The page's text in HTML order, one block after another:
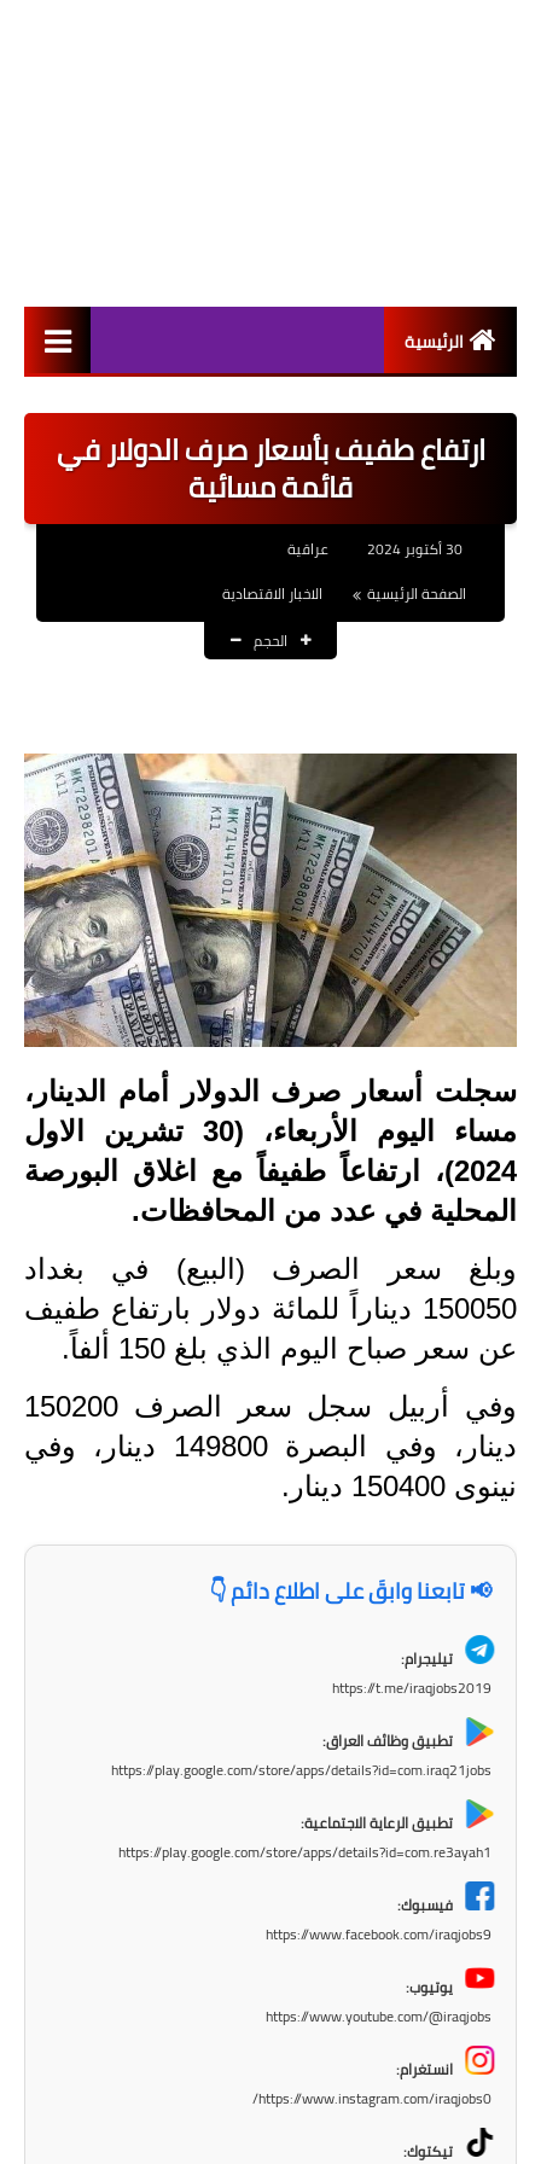
الرئيسية
اخبار القطاع العام
اخبار القطاع الخاص
العقود والاجور اليومية
القروض والسلف
المنح المالية
قطع الاراضي
اخبار العراق
الاخبار السياسية
الاخبار الامنية
الاخبار الاقتصادية
الاخبار الرياضية
اخبار وقرارات وزارة التربية
نتائج الامتحانات
المرحلة الابتدائية
المرحلة المتوسطة
اسئلة وزارية
المرحلة الابتدائية
ارتفاع طفيف بأسعار صرف الدولار في
قائمة مسائية
30 أكتوبر 2024
عراقية
الصفحة الرئيسية
الاخبار الاقتصادية
الحجم
سجلت أسعار صرف الدولار أمام الدينار،
مساء اليوم الأربعاء، (30 تشرين الاول
2024)، ارتفاعاً طفيفاً مع اغلاق البورصة
المحلية في عدد من المحافظات.
وبلغ سعر الصرف (البيع) في بغداد
150050 ديناراً للمائة دولار بارتفاع طفيف
عن سعر صباح اليوم الذي بلغ 150 ألفاً.
وفي أربيل سجل سعر الصرف 150200
دينار، وفي البصرة 149800 دينار، وفي
نينوى 150400 دينار.
📢 تابعنا وابقَ على اطلاع دائم 👇
تيليجرام:
https://t.me/iraqjobs2019
تطبيق وظائف العراق:
https://play.google.com/store/apps/details?id=com.iraq21jobs
تطبيق الرعاية الاجتماعية:
https://play.google.com/store/apps/details?id=com.re3ayah1
فيسبوك:
https://www.facebook.com/iraqjobs9
يوتيوب:
https://www.youtube.com/@iraqjobs
انستغرام:
https://www.instagram.com/iraqjobs0/
تيكتوك: